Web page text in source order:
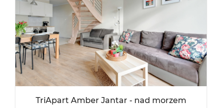
TriApart Amber Jantar - nad morzem